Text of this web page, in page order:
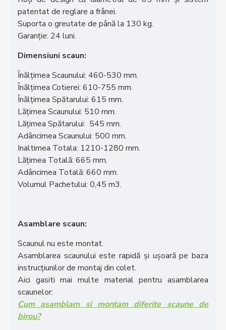
patentat de reglare a frânei.
Suporta o greutate de până la 130 kg.
Garanție: 24 luni.
Dimensiuni scaun:
Înălțimea Scaunului: 460-530 mm.
Înălțimea Cotierei: 610-755 mm.
Înălțimea Spătarului: 615 mm.
Lățimea Scaunului: 510 mm.
Lățimea Spătarului: 545 mm.
Adâncimea Scaunului: 500 mm.
Inaltimea Totala: 1210-1280 mm.
Lățimea Totală: 665 mm.
Adâncimea Totală: 660 mm.
Volumul Pachetului: 0,45 m3.
Asamblare scaun:
Scaunul nu este montat.
Asamblarea scaunului este rapidă și ușoară pe baza
instrucțiunilor de montaj din colet.
Aici gasiti mai multe material pentru asamblarea
scaunelor:
Cum asamblam si montam diferite scaune de
birou?